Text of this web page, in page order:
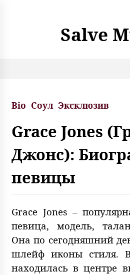
Salve
Bio Соул Эксклюзив
Grace Jones
Джонс):
певицы
Grace Jones –
певица, модель,
Она по сегодняшний
шлейф иконы стиля.
находилась в центре